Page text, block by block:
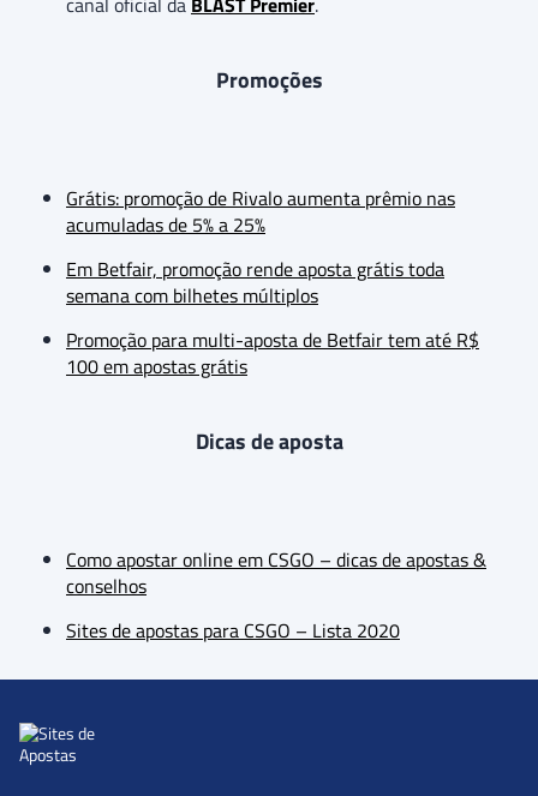
Promoções
Grátis: promoção de Rivalo aumenta prêmio nas
acumuladas de 5% a 25%
Em Betfair, promoção rende aposta grátis toda
semana com bilhetes múltiplos
Promoção para multi-aposta de Betfair tem até R$
100 em apostas grátis
Dicas de aposta
Como apostar online em CSGO – dicas de apostas &
conselhos
Sites de apostas para CSGO – Lista 2020